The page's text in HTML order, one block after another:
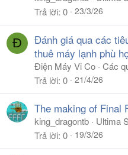
Trả lời 0 23/3/26
Đ
Đánh giá qua các
thuê máy lạnh phù
Điện Máy Vi Co Các
Trả lời 0 21/4/26
The making of Final
king_dragontb
Ultima
Trả lời 0 19/3/26